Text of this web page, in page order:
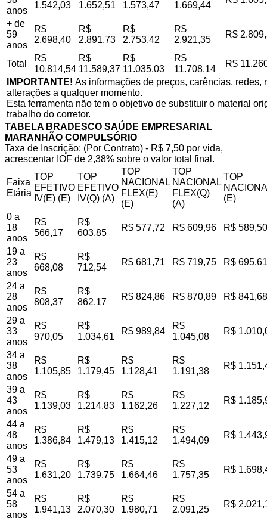
anos
1.542,03
1.652,51
1.573,47
1.669,44
+ de
59
anos
R$
2.698,40
R$
2.891,73
R$
2.753,42
R$
2.921,35
R$
Total
R$
10.814,54
R$
11.589,37
R$
11.035,03
R$
11.708,14
R$
IMPORTANTE! As informações de preços, carências,
alterações a qualquer momento.
Esta ferramenta não tem o objetivo de substituir o material
trabalho do corretor.
TABELA BRADESCO SAÚDE EMPRESARIAL
MARANHÃO COMPULSÓRIO
Taxa de Inscrição: (Por Contrato) - R$ 7,50 por vida,
acrescentar IOF de 2,38% sobre o valor total final.
Faixa
Etária
TOP
EFETIVO
IV(E) (E)
TOP
EFETIVO
IV(Q) (A)
TOP
NACIONAL
FLEX(E)
(E)
TOP
NACIONAL
FLEX(Q)
(A)
TOP
(E)
0 a
18
anos
R$
566,17
R$
603,85
R$ 577,72 R$ 609,96 R$ 589,50
19 a
23
anos
R$
668,08
R$
712,54
R$ 681,71 R$ 719,75 R$ 695,61
24 a
28
anos
R$
808,37
R$
862,17
R$ 824,86 R$ 870,89 R$ 841,68
29 a
33
anos
R$
970,05
R$
1.034,61
R$ 989,84
R$
1.045,08
R$
34 a
38
anos
R$
1.105,85
R$
1.179,45
R$
1.128,41
R$
1.191,38
R$
39 a
43
anos
R$
1.139,03
R$
1.214,83
R$
1.162,26
R$
1.227,12
R$
44 a
48
anos
R$
1.386,84
R$
1.479,13
R$
1.415,12
R$
1.494,09
R$
49 a
53
anos
R$
1.631,20
R$
1.739,75
R$
1.664,46
R$
1.757,35
R$
54 a
58
anos
R$
1.941,13
R$
2.070,30
R$
1.980,71
R$
2.091,25
R$